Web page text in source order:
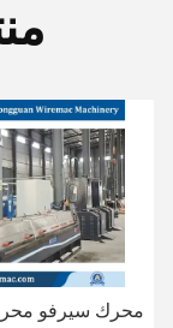
آلة رسم الأسلاك